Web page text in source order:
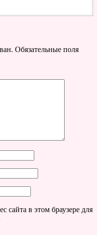
Обязательные поля
сайта в этом браузере для